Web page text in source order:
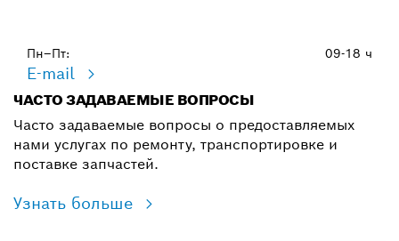
Пн–Пт: 09-18 ч
E-mail
ЧАСТО ЗАДАВАЕМЫЕ ВОПРОСЫ
Часто задаваемые вопросы о предоставляемых
нами услугах по ремонту, транспортировке и
поставке запчастей.
Узнать больше